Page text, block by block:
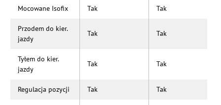
Mocowane Isofix Tak Tak
Przodem do kier.
jazdy
Tak Tak
Tyłem do kier.
jazdy
Tak Tak
Regulacja pozycji Tak Tak